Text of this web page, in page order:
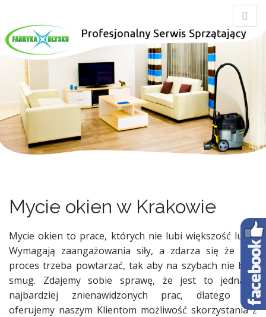
Fabryka Błysku
a
i
n
u
k
i
n
t
e
Mycie okien w Krakowie
Mycie okien to prace, których nie lubi większość ludzi.
Wymagają zaangażowania siły, a zdarza się że cały
proces trzeba powtarzać, tak aby na szybach nie było
smug. Zdajemy sobie sprawę, że jest to jedna z
najbardziej znienawidzonych prac, dlatego też
oferujemy naszym Klientom możliwość skorzystania z